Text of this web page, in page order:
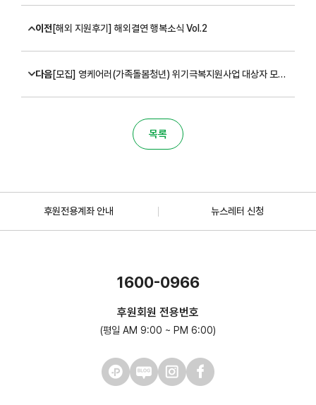
이전 [해외 지원후기] 해외결연 행복소식 Vol.2
다음 [모집] 영케어러(가족돌봄청년) 위기극복지원사업 대상자 모집 안내(모집마감)
목록
후원전용계좌 안내 뉴스레터 신청
1600-0966
후원회원 전용번호
(평일 AM 9:00 ~ PM 6:00)